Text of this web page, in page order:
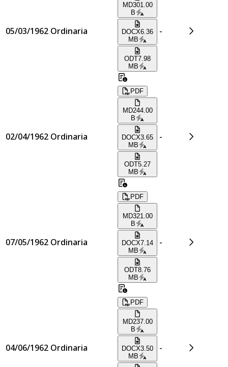
05/03/1962 Ordinaria
MD301.00
B
DOCX6.36
MB
ODT7.98
MB
-
02/04/1962 Ordinaria
PDF
MD244.00
B
DOCX3.65
MB
ODT5.27
MB
-
07/05/1962 Ordinaria
PDF
MD321.00
B
DOCX7.14
MB
ODT8.76
MB
-
04/06/1962 Ordinaria
PDF
MD237.00
B
DOCX3.50
MB
-